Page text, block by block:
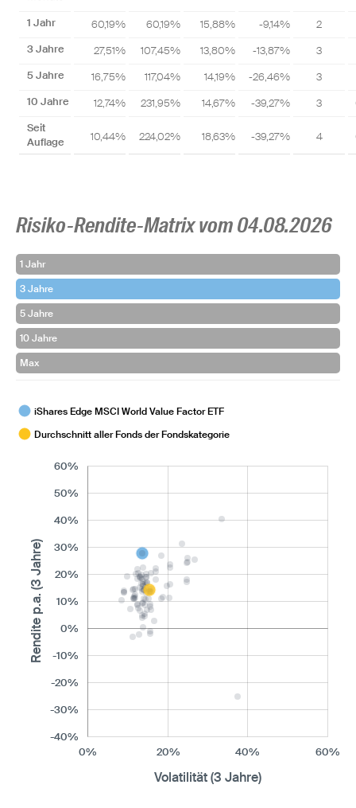
1 Jahr 60,19% 60,19% 15,88% -9,14% 2
3 Jahre
27,51% 107,45% 13,80% -13,87%
3
5 Jahre
16,75% 117,04% 14,19% -26,46%
3
10 Jahre
12,74% 231,95% 14,67% -39,27% 3
Seit
Auflage
10,44% 224,02% 18,63% -39,27% 4
Risiko-Rendite-Matrix vom 04.08.2026
1 Jahr
3 Jahre
5 Jahre
10 Jahre
Max
iShares Edge MSCI World Value Factor ETF
Durchschnitt aller Fonds der Fondskategorie
0% 20% 40% 60%
Volatilität (3 Jahre)
-40%
-30%
-20%
-10%
0%
10%
20%
30%
40%
50%
60%
Rendite p.a. (3 Jahre)